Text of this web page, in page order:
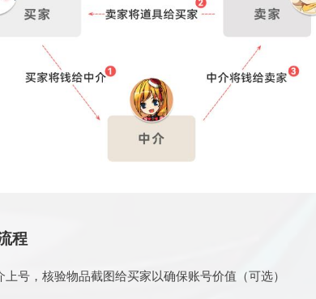
程
上号，核验物品截图给买家以确保账号价值（可选）